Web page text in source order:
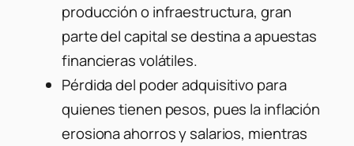
producción o infraestructura, gran
parte del capital se destina a apuestas
financieras volátiles.
Pérdida del poder adquisitivo para
quienes tienen pesos, pues la inflación
erosiona ahorros y salarios, mientras